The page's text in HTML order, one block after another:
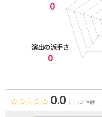
0
演出の派手さ
0
☆☆☆☆☆ 0.0 口コミ件数